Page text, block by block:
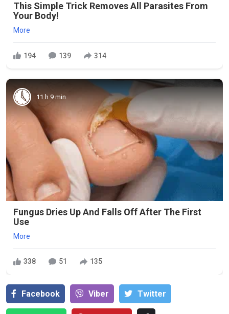
This Simple Trick Removes All Parasites From
Your Body!
More
194 139 314
11 h 9 min
Fungus Dries Up And Falls Off After The First
Use
More
338 51 135
Facebook Viber Тwitter